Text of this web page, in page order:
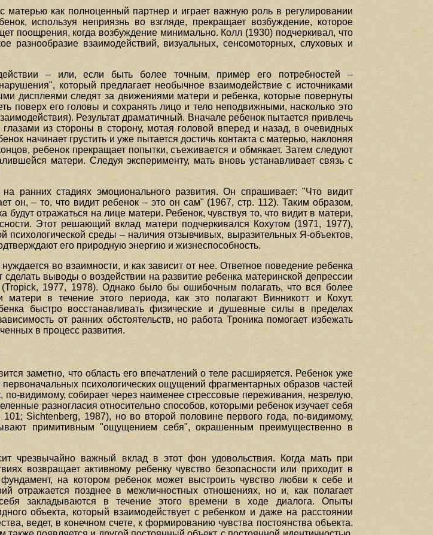
как полноценный партнер и играет важную роль в регулировании
используя неприязнь во взгляде, прекращает возбуждение, которое
поощрения, когда возбуждение минимально. Колл (1930) подчеркивал, что
взаимодействий, визуальных, сенсомоторных, слуховых и
– или, если быть более точным, пример его потребностей –
который предлагает необычное взаимодействие с источниками
дисплеями следят за движениями матери и ребенка, которые повернуты
поверх его головы и сохранять лицо и тело неподвижными, насколько это
Результат драматичный. Вначале ребенок пытается привлечь
из стороны в сторону, мотая головой вперед и назад, в очевидных
начинает грустить и уже пытается достичь контакта с матерью, наклоняя
ребенок прекращает попытки, съеживается и обмякает. Затем следуют
матери. Следуя эксперименту, мать вновь устанавливает связь с
ранних стадиях эмоционального развития. Он спрашивает: "Что видит
он, – то, что видит ребенок – это он сам" (1967, стр. 112). Таким образом,
будут отражаться на лице матери. Ребенок, чувствуя то, что видит в матери,
Этот решающий вклад матери подчеркивался Кохутом (1971, 1977),
психологической среды – наличия отзывчивых, выразительных Я-объектов,
его природную энергию и жизнеспособность.
во взаимности, и как зависит от нее. Ответное поведение ребенка
выводы о воздействии на развитие ребенка материнской депрессии
1977, 1978). Однако было бы ошибочным полагать, что вся более
матери в течение этого периода, как это полагают Винникотт и Кохут.
быстро восстанавливать физические и душевные силы в пределах
от ранних обстоятельств, но работа Троника помогает избежать
в процесс развития.
заметно, что область его впечатлений о теле расширяется. Ребенок уже
психологических ощущений фрагментарных образов частей
видимому, собирает через наименее стрессовые переживания, незрелую,
разногласия относительно способов, которыми ребенок изучает себя
Sichtenberg, 1987), но во второй половине первого года, по-видимому,
примитивным "ощущением себя", окрашенным преимущественно в
чрезвычайно важный вклад в этот фон удовольствия. Когда мать при
возвращает активному ребенку чувство безопасности или приходит в
фундамент, на котором ребенок может выстроить чувство любви к себе и
отражается позднее в межличностных отношениях, но и, как полагает
закладываются в течение этого времени в ходе диалога. Опыты
объекта, который взаимодействует с ребенком и даже на расстоянии
ведет, в конечном счете, к формированию чувства постоянства объекта.